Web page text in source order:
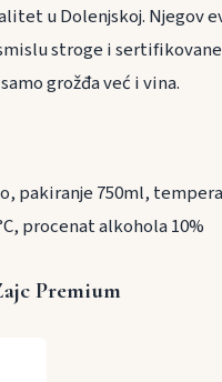
u Dolenjskoj. Njegov
stroge i
grožđa već i vina.
pakiranje 750ml,
procenat alkohola 10%
Premium